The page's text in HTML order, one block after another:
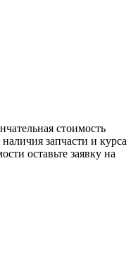
стоимость
запчасти и курса
оставьте заявку на